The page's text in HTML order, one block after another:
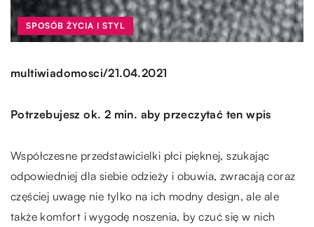
SPOSÓB ŻYCIA I STYL
multiwiadomosci/21.04.2021
Potrzebujesz ok. 2 min. aby przeczytać ten wpis
Współczesne przedstawicielki płci pięknej, szukając
odpowiedniej dla siebie odzieży i obuwia, zwracają coraz
częściej uwagę nie tylko na ich modny design, ale ale
także komfort i wygodę noszenia, by czuć się w nich